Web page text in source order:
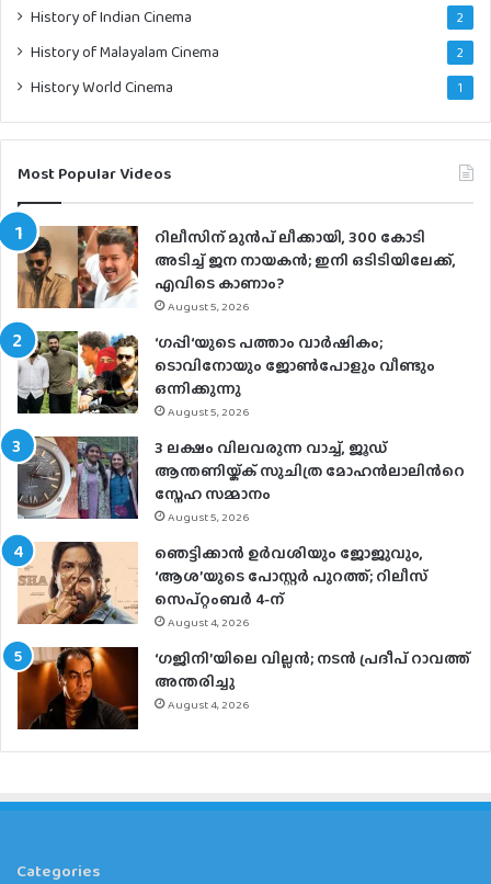
History of Indian Cinema 2
History of Malayalam Cinema 2
History World Cinema 1
Most Popular Videos
റിലീസിന് മുൻപ് ലീക്കായി, 300 കോടി
അടിച്ച് ജന നായകൻ; ഇനി ഒടിടിയിലേക്ക്,
എവിടെ കാണാം?
August 5, 2026
‘ഗപ്പി‘യുടെ പത്താം വാർഷികം;
ടൊവിനോയും ജോൺപോളും വീണ്ടും
ഒന്നിക്കുന്നു
August 5, 2026
3 ലക്ഷം വിലവരുന്ന വാച്ച്, ജൂഡ്
ആന്തണിയ്ക്ക് സുചിത്ര മോഹൻലാലിൻറെ
സ്നേഹ സമ്മാനം
August 5, 2026
ഞെട്ടിക്കാൻ ഉർവശിയും ജോജുവും,
‘ആശ’യുടെ പോസ്റ്റർ പുറത്ത്; റിലീസ്
സെപ്റ്റംബർ 4-ന്
August 4, 2026
‘ഗജിനി’യിലെ വില്ലൻ; നടൻ പ്രദീപ് റാവത്ത്
അന്തരിച്ചു
August 4, 2026
Categories